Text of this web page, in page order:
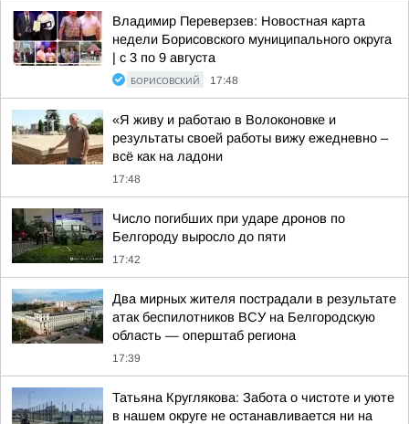
Владимир Переверзев: Новостная карта
недели Борисовского муниципального округа
| с 3 по 9 августа
БОРИСОВСКИЙ 17:48
«Я живу и работаю в Волоконовке и
результаты своей работы вижу ежедневно –
всё как на ладони
17:48
Число погибших при ударе дронов по
Белгороду выросло до пяти
17:42
Два мирных жителя пострадали в результате
атак беспилотников ВСУ на Белгородскую
область — оперштаб региона
17:39
Татьяна Круглякова: Забота о чистоте и уюте
в нашем округе не останавливается ни на